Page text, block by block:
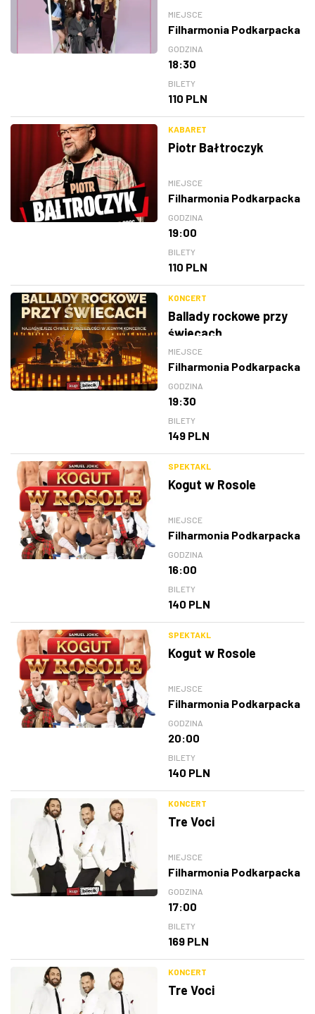
MIEJSCE
Filharmonia Podkarpacka
GODZINA
18:30
BILETY
110 PLN
KABARET
Piotr Bałtroczyk
MIEJSCE
Filharmonia Podkarpacka
GODZINA
19:00
BILETY
110 PLN
KONCERT
Ballady rockowe przy
świecach
MIEJSCE
Filharmonia Podkarpacka
GODZINA
19:30
BILETY
149 PLN
SPEKTAKL
Kogut w Rosole
MIEJSCE
Filharmonia Podkarpacka
GODZINA
16:00
BILETY
140 PLN
SPEKTAKL
Kogut w Rosole
MIEJSCE
Filharmonia Podkarpacka
GODZINA
20:00
BILETY
140 PLN
KONCERT
Tre Voci
MIEJSCE
Filharmonia Podkarpacka
GODZINA
17:00
BILETY
169 PLN
KONCERT
Tre Voci